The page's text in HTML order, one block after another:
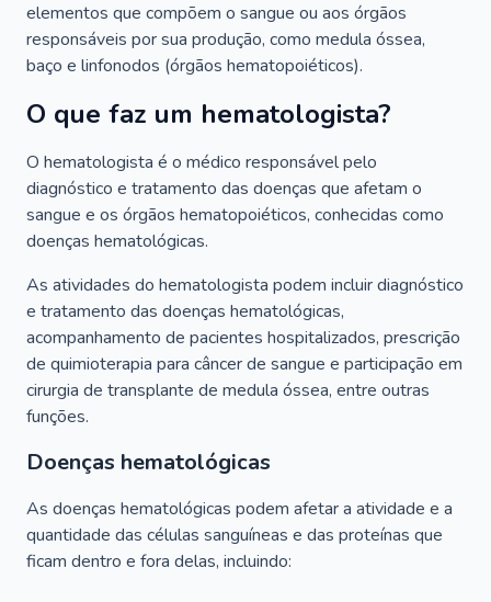
elementos que compõem o sangue ou aos órgãos
responsáveis por sua produção, como medula óssea,
baço e linfonodos (órgãos hematopoiéticos).
O que faz um hematologista?
O hematologista é o médico responsável pelo
diagnóstico e tratamento das doenças que afetam o
sangue e os órgãos hematopoiéticos, conhecidas como
doenças hematológicas.
As atividades do hematologista podem incluir diagnóstico
e tratamento das doenças hematológicas,
acompanhamento de pacientes hospitalizados, prescrição
de quimioterapia para câncer de sangue e participação em
cirurgia de transplante de medula óssea, entre outras
funções.
Doenças hematológicas
As doenças hematológicas podem afetar a atividade e a
quantidade das células sanguíneas e das proteínas que
ficam dentro e fora delas, incluindo: